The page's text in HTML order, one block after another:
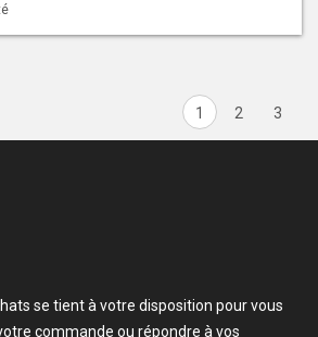
1 2 3
se tient à votre disposition pour vous
commande ou répondre à vos